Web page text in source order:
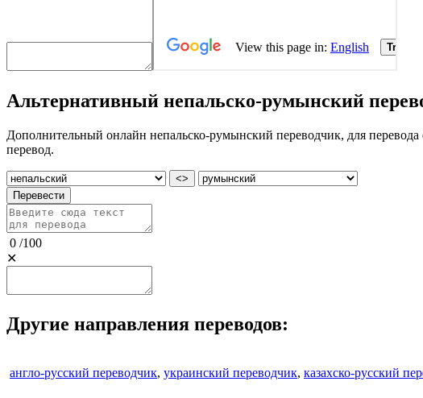
Альтернативный непальско-румынский
Дополнительный онлайн непальско-румынский переводчик, для
перевод.
<>
Перевести
0 /100
✕
Другие направления переводов:
англо-русский переводчик, украинский переводчик, казахско-русский